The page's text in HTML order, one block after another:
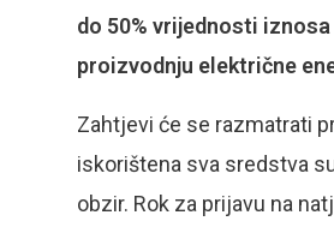
do 50% vrijednosti
proizvodnju električne
Zahtjevi će se razmatrati
iskorištena sva sredstva
obzir. Rok za prijavu na